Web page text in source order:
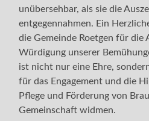
unübersehbar, als sie die
entgegennahmen. Ein
die Gemeinde Roetgen für die
Würdigung unserer
ist nicht nur eine Ehre,
für das Engagement und die
Pflege und Förderung von
Gemeinschaft widmen.